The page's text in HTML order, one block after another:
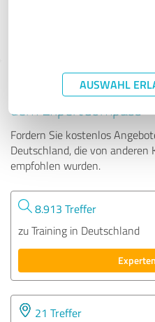
AUSWAHL
Tipp: Die passenden
dem ExpertCompass
Fordern Sie kostenlos
Deutschland, die von
empfohlen wurden.
8.913 Treffer
zu Training in Deutschland
21 Treffer